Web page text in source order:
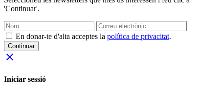
'Continuar'.
En donar-te d'alta acceptes la política de privacitat.
Continuar
close
Iniciar sessió